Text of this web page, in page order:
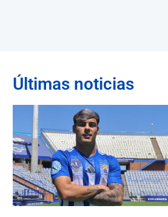
Últimas noticias